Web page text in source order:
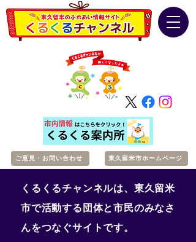
ご意見・お問い合わせ 東久留米市ホームページ
くるくるチャンネルは、東久留米
市で活動する団体と市民のみなさ
んをつなぐサイトです。